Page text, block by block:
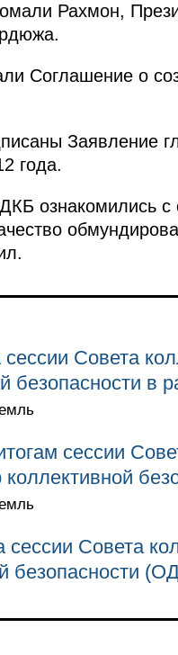
Рахмон,
Соглашение о
Заявление
года.
Совета
безопасности в
сессии
Совета
безопасности